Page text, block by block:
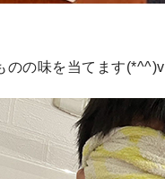
のの味を当てます(*^^)v